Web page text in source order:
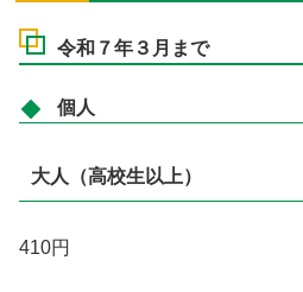
令和７年３月まで
個人
大人（高校生以上）
410円